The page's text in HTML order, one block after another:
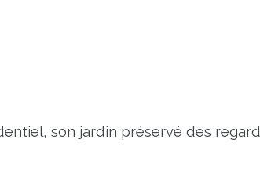
son jardin préservé des